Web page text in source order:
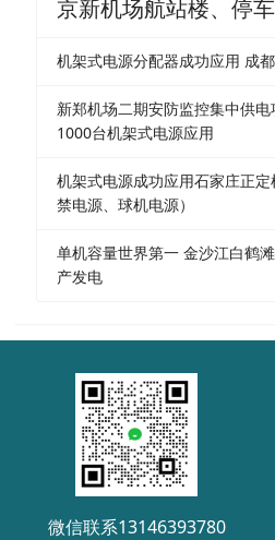
京新机场航站楼、停
机架式电源分配器成功应用 成
新郑机场二期安防监控集中供
1000台机架式电源应用
机架式电源成功应用石家庄正
禁电源、球机电源）
单机容量世界第一 金沙江白鹤
产发电
微信联系13146393780